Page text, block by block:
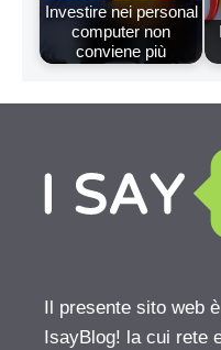
Investire nei personal
computer non
conviene più
Il presente sito web
IsayBlog! la cui rete